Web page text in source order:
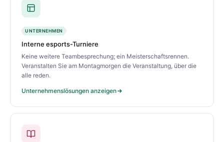
UNTERNEHMEN
Interne esports-Turniere
Keine weitere Teambesprechung; ein Meisterschaftsrennen.
Veranstalten Sie am Montagmorgen die Veranstaltung, über die
alle reden.
Unternehmenslösungen anzeigen